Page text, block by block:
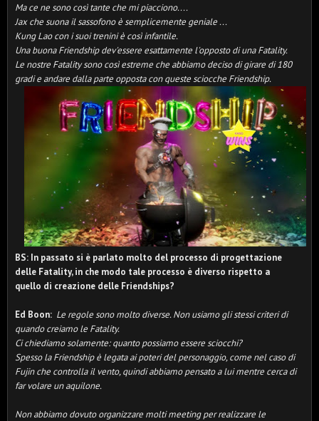
Ma ce ne sono così tante che mi piacciono....
Jax che suona il sassofono è semplicemente geniale ...
Kung Lao con i suoi trenini è così infantile.
Una buona Friendship dev'essere esattamente l'opposto di una Fatality.
Le nostre Fatality sono così estreme che abbiamo deciso di girare di 180
gradi e andare dalla parte opposta con queste sciocche Friendship.
BS: In passato si è parlato molto del processo di progettazione
delle Fatality, in che modo tale processo è diverso rispetto a
quello di creazione delle Friendships?
Ed Boon: Le regole sono molto diverse. Non usiamo gli stessi criteri di
quando creiamo le Fatality.
Ci chiediamo solamente: quanto possiamo essere sciocchi?
Spesso la Friendship è legata ai poteri del personaggio, come nel caso di
Fujin che controlla il vento, quindi abbiamo pensato a lui mentre cerca di
far volare un aquilone.
Non abbiamo dovuto organizzare molti meeting per realizzare le